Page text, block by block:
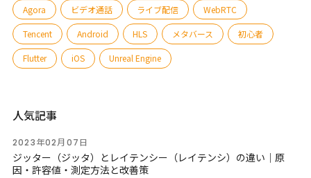
Agora ビデオ通話 ライブ配信 WebRTC
Tencent Android HLS メタバース 初心者
Flutter iOS Unreal Engine
人気記事
2023年02月07日
ジッター（ジッタ）とレイテンシー（レイテンシ）の違い｜原
因・許容値・測定方法と改善策